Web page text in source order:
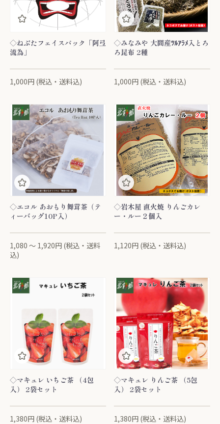
◇ねぶたフェイスパック「阿弖
流為」
1,000円 (税込・送料込)
◇みなみや 大間産ﾂﾙｱﾗﾒ入とろ
ろ昆布 2種
1,000円 (税込・送料込)
◇エコル あおもり舞茸茶（テ
ィーバッグ10P入）
1,080 ～ 1,920円 (税込・送料
込)
◇岩木屋 直火焼 りんごカレ
ー・ルー２個入
1,120円 (税込・送料込)
◇マキュレ いちご茶 （4包
入） 2袋セット
1,380円 (税込・送料込)
◇マキュレ りんご茶 （5包
入） 2袋セット
1,380円 (税込・送料込)